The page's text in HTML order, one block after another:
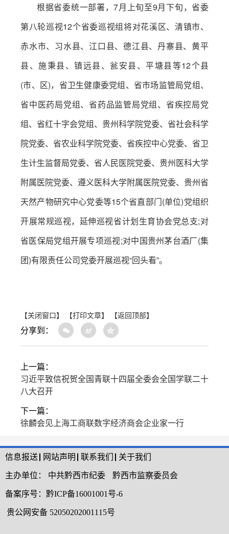
根据省委统一部署，7月上旬至9月下旬，省委
第八轮巡视12个省委巡视组将对花溪区、清镇市、
赤水市、习水县、江口县、德江县、丹寨县、黄平
县、施秉县、镇远县、瓮安县、平塘县等12个县
(市、区)，省卫生健康委党组、省市场监管局党组、
省中医药局党组、省药品监管局党组、省疾控局党
组、省红十字会党组、贵州科学院党委、省社会科学
院党委、省农业科学院党委、省疾控中心党委、省卫
生计生监督局党委、省人民医院党委、贵州医科大学
附属医院党委、遵义医科大学附属医院党委、贵州省
天然产物研究中心党委等15个省直部门(单位)党组织
开展常规巡视，延伸巡视省计划生育协会党总支;对
省医保局党组开展专项巡视;对中国贵州茅台酒厂(集
团)有限责任公司党委开展巡视“回头看”。
【关闭窗口】 【打印文章】 【返回顶部】
分享到：
上一篇：
习近平致信祝贺全国青联十四届全委会全国学联二十
八大召开
下一篇：
徐麟会见上海工商联数字经济商会企业家一行
信息报送 网站声明 联系我们 关于我们
主办单位： 中共黔西市纪委 黔西市监察委员会
备案序号： 黔ICP备16001001号-6
贵公网安备 52050202001115号